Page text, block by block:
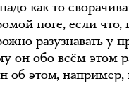
как-то
ноге, если что,
разузнавать у
он обо всём этом
об этом, например,